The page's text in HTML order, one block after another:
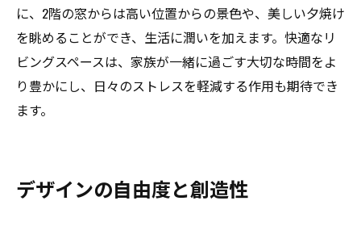
に、2階の窓からは高い位置からの景色や、美しい夕焼け
を眺めることができ、生活に潤いを加えます。快適なリ
ビングスペースは、家族が一緒に過ごす大切な時間をよ
り豊かにし、日々のストレスを軽減する作用も期待でき
ます。
デザインの自由度と創造性